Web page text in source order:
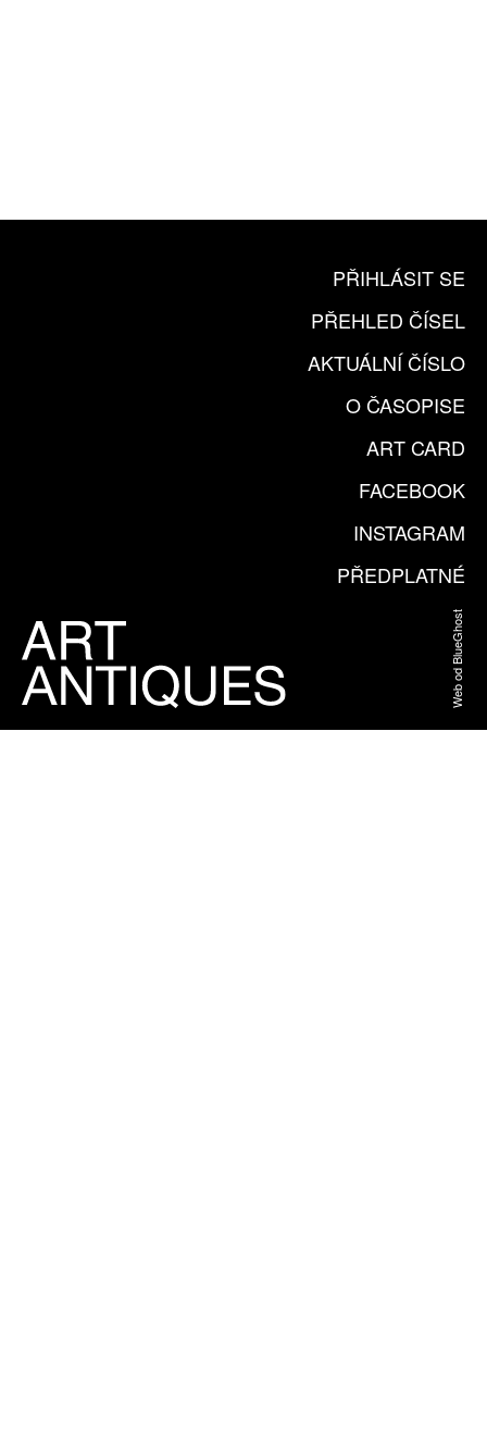
PŘIHLÁSIT SE
PŘEHLED ČÍSEL
AKTUÁLNÍ ČÍSLO
O ČASOPISE
ART CARD
FACEBOOK
INSTAGRAM
PŘEDPLATNÉ
Web od BlueGhost